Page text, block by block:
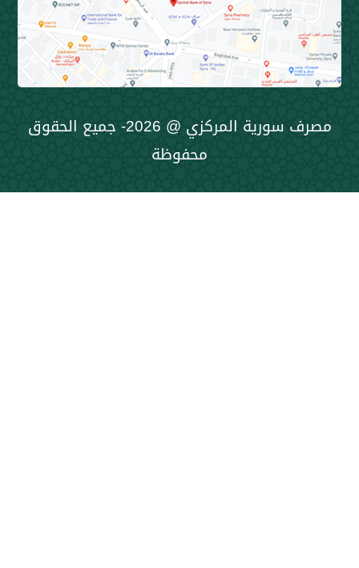
مصرف سورية المركزي @ 2026- جميع الحقوق